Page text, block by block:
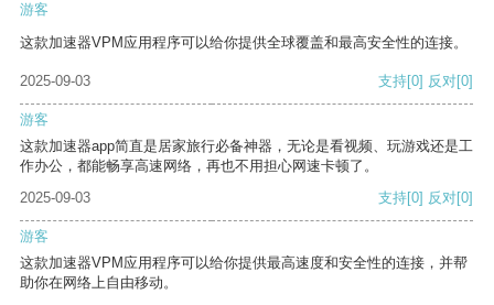
游客
这款加速器VPM应用程序可以给你提供全球覆盖和最高安全性的连接。
2025-09-03 支持[0] 反对[0]
游客
这款加速器app简直是居家旅行必备神器，无论是看视频、玩游戏还是工
作办公，都能畅享高速网络，再也不用担心网速卡顿了。
2025-09-03
支持[0] 反对[0]
游客
这款加速器VPM应用程序可以给你提供最高速度和安全性的连接，并帮
助你在网络上自由移动。